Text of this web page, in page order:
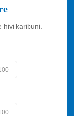
hivi karibuni.